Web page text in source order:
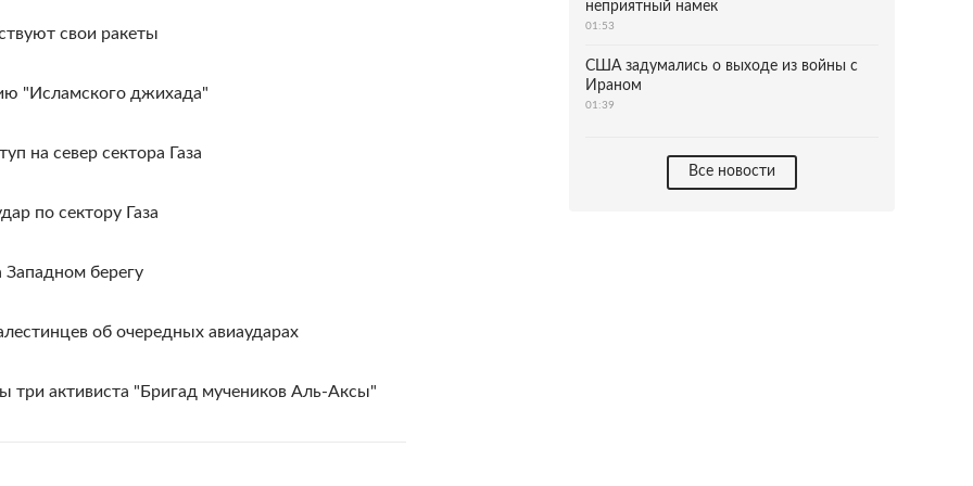
свои ракеты
"Исламского джихада"
на север сектора Газа
по сектору Газа
Западном берегу
об очередных авиаударах
активиста "Бригад мучеников Аль-Аксы"
неприятный намек
01:53
США задумались о выходе из войны с
Ираном
01:39
Все новости